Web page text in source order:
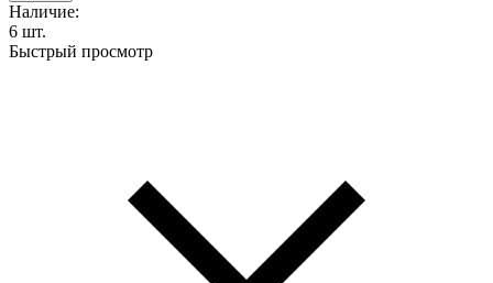
Наличие:
6 шт.
Быстрый просмотр